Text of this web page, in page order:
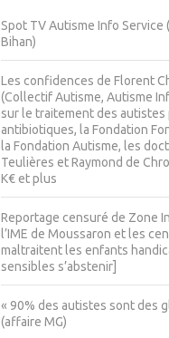
Spot TV Autisme Info Service
Bihan)
Les confidences de Florent
(Collectif Autisme, Autisme
sur le traitement des autistes
antibiotiques, la Fondation
la Fondation Autisme, les
Teulières et Raymond de
K€ et plus
Reportage censuré de Zone
l’IME de Moussaron et les
maltraitent les enfants
sensibles s’abstenir]
« 90% des autistes sont des
(affaire MG)